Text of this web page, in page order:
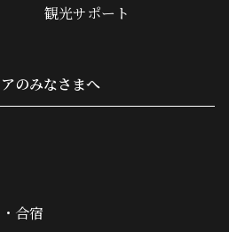
観光サポート
のみなさまへ
合宿